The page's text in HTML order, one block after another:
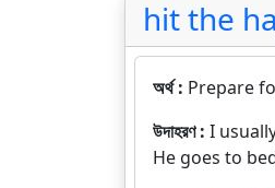
hit the
অর্থ : Prepare
উদাহরণ : I
He goes to